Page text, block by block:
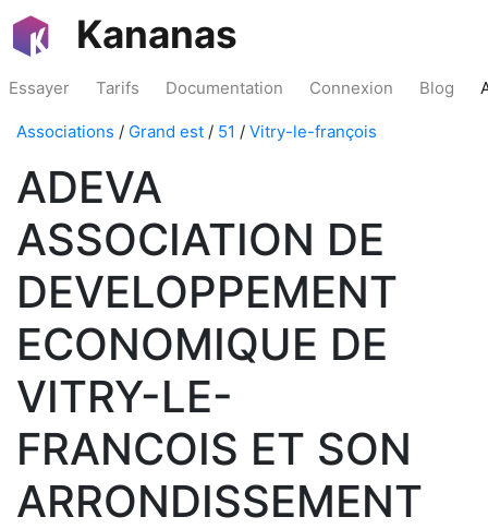
Kananas
Essayer Tarifs Documentation Connexion Blog
Associations / Grand est / 51 / Vitry-le-françois
ADEVA
ASSOCIATION DE
DEVELOPPEMENT
ECONOMIQUE DE
VITRY-LE-
FRANCOIS ET SON
ARRONDISSEMENT